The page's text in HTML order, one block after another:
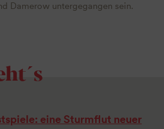
Damerow untergegangen sein.
eine Sturmflut neuer